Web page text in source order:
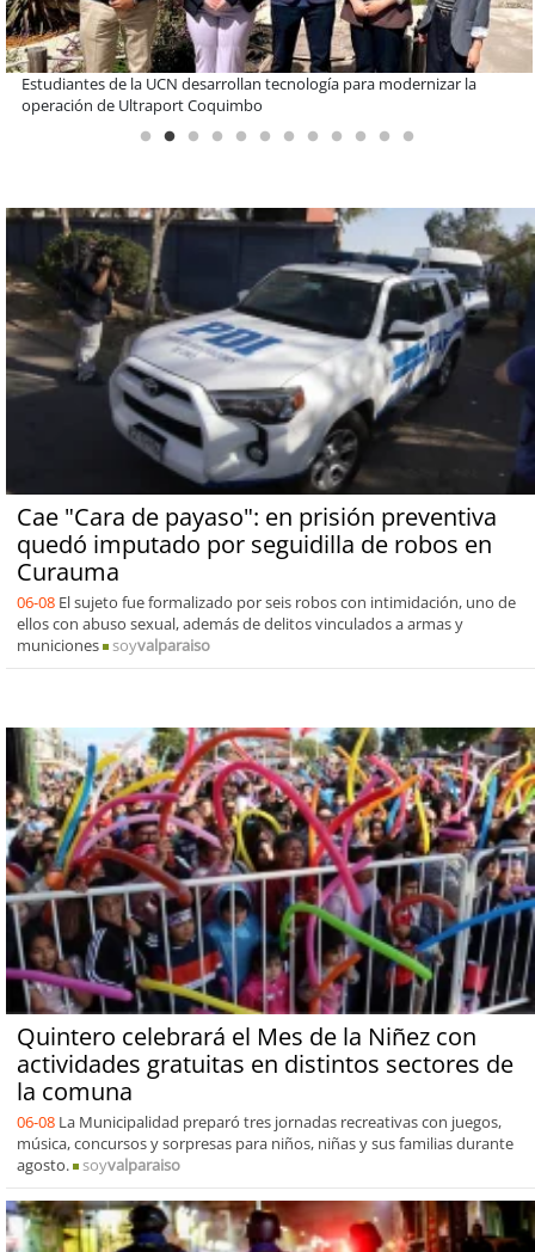
Educación y colaboración público-privada se toman La Araucanía:
encuentro reunió a líderes para abordar las brechas y oportunidades
Cae "Cara de payaso": en prisión preventiva
quedó imputado por seguidilla de robos en
Curauma
06-08 El sujeto fue formalizado por seis robos con intimidación, uno de
ellos con abuso sexual, además de delitos vinculados a armas y
municiones
soyvalparaiso
Quintero celebrará el Mes de la Niñez con
actividades gratuitas en distintos sectores de
la comuna
06-08 La Municipalidad preparó tres jornadas recreativas con juegos,
música, concursos y sorpresas para niños, niñas y sus familias durante
agosto.
soyvalparaiso